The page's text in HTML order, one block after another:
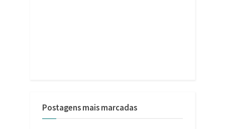
Postagens mais marcadas